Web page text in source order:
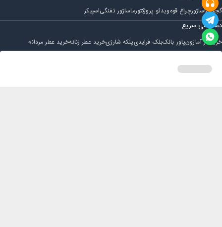
گجتماساژورچراغ قوهویدئو پروژکتورماساژور تفنگیاسپیکر
دسترسی سریع
خرید از آمازونپاور بانکبلک فرایدیپنکه شارژیخرید عطر زنانهخرید عطر مردانه
مجله ایران باباحساب کاربری